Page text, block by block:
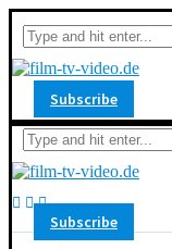
Subscribe
Subscribe